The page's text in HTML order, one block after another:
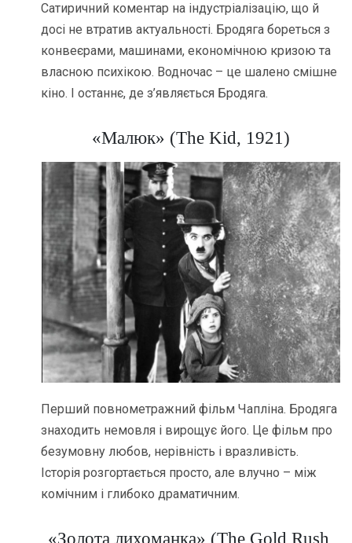
Сатиричний коментар на індустріалізацію, що й
досі не втратив актуальності. Бродяга бореться з
конвеєрами, машинами, економічною кризою та
власною психікою. Водночас – це шалено смішне
кіно. І останнє, де з’являється Бродяга.
«Малюк» (The Kid, 1921)
Перший повнометражний фільм Чапліна. Бродяга
знаходить немовля і вирощує його. Це фільм про
безумовну любов, нерівність і вразливість.
Історія розгортається просто, але влучно – між
комічним і глибоко драматичним.
«Золота лихоманка» (The Gold Rush,